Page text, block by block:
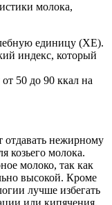
молока,
единицу (ХЕ).
индекс, который
50 до 90 ккал на
отдавать нежирному
козьего молока.
молоко, так как
высокой. Кроме
лучше избегать
или кипячения.